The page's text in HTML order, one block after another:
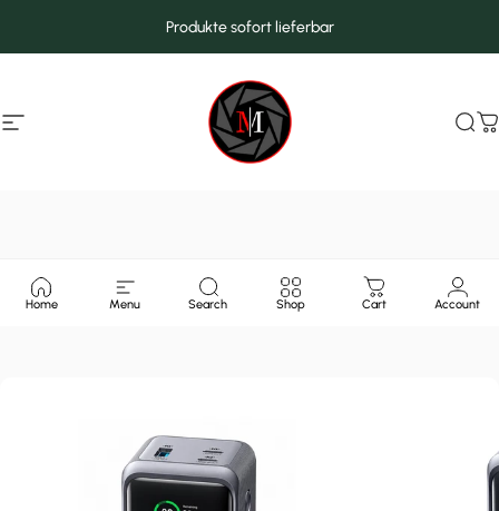
Produkte sofort lieferbar
Seitennavigation MarcMax Shop
Home Menu Search Shop Cart Account